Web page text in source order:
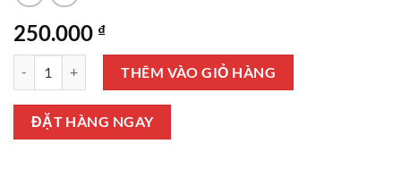
250.000 ₫
Máy massage cầm tay Akiko A2007 số lượng
THÊM VÀO GIỎ HÀNG
ĐẶT HÀNG NGAY